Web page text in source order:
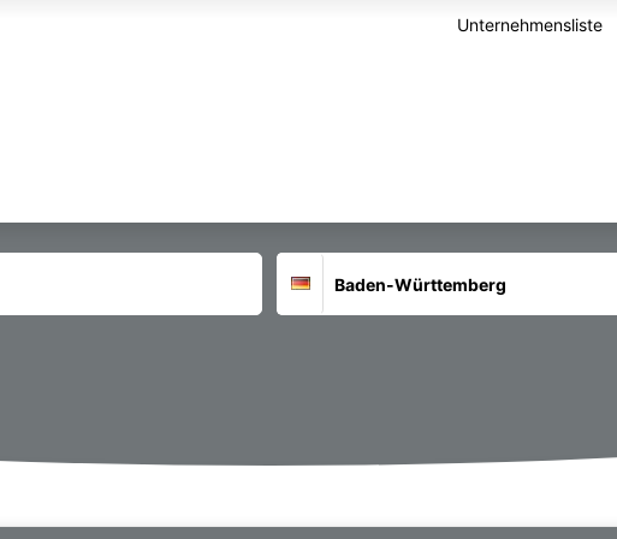
Unternehmensliste
Deutschland